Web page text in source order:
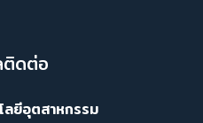
ดต่อ
ลยีอุตสาหกรรม